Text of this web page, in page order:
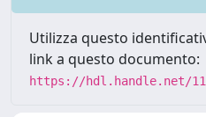
Utilizza questo
link a questo documento:
https://hdl.handle.net/